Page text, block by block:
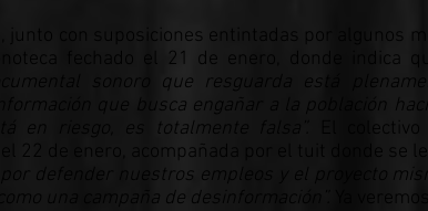
junto con suposiciones entintadas por algunos
fechado el 21 de enero, donde indica
sonoro que resguarda está
que busca engañar a la población
en riesgo, es totalmente falsa”.
El
22 de enero, acompañada por el tuit donde se
defender nuestros empleos y el proyecto
una campaña de desinformación”.
Ya